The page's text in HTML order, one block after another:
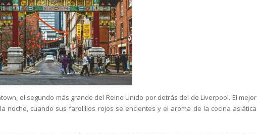
el segundo más grande del Reino Unido por detrás del de Liverpool. El mejor
noche, cuando sus farolillos rojos se encientes y el aroma de la cocina asiática